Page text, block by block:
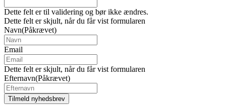
Dette felt er til validering og bør ikke ændres.
Dette felt er skjult, når du får vist formularen
Navn(Påkrævet)
Email
Dette felt er skjult, når du får vist formularen
Efternavn(Påkrævet)